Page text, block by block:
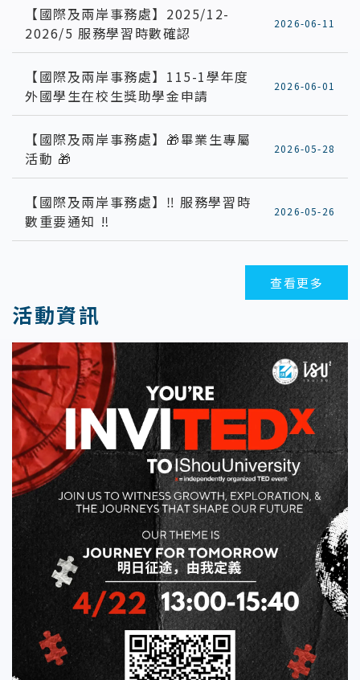
【國際及兩岸事務處】2025/12-
2026/5 服務學習時數確認
2026-06-11
【國際及兩岸事務處】115-1學年度
外國學生在校生獎助學金申請
2026-06-01
【國際及兩岸事務處】🎁畢業生專屬
活動 🎁
2026-05-28
【國際及兩岸事務處】‼️ 服務學習時
數重要通知 ‼️
2026-05-26
查看更多
活動資訊